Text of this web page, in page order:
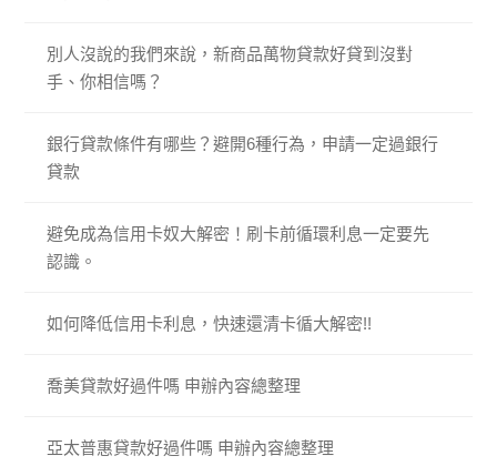
別人沒說的我們來說，新商品萬物貸款好貸到沒對
手、你相信嗎？
銀行貸款條件有哪些？避開6種行為，申請一定過銀行
貸款
避免成為信用卡奴大解密！刷卡前循環利息一定要先
認識。
如何降低信用卡利息，快速還清卡循大解密!!
喬美貸款好過件嗎 申辦內容總整理
亞太普惠貸款好過件嗎 申辦內容總整理